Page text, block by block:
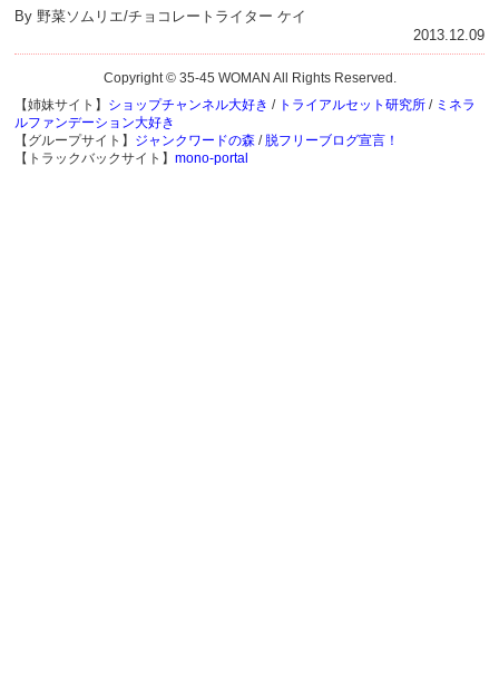
By 野菜ソムリエ/チョコレートライター ケイ
2013.12.09
Copyright © 35-45 WOMAN All Rights Reserved.
【姉妹サイト】 ショップチャンネル大好き / トライアルセット研究所 / ミネラ
ルファンデーション大好き
【グループサイト】 ジャンクワードの森 / 脱フリーブログ宣言！
【トラックバックサイト】mono-portal